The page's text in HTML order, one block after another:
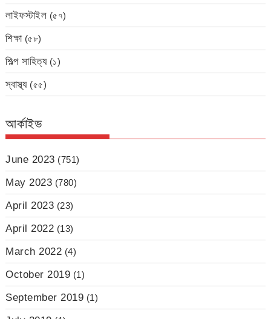
লাইফস্টাইল (৫৭)
শিক্ষা(৫৮)
শিল্প সাহিত্য(১)
স্বাস্থ্য(৫৫)
আর্কাইভ
June 2023 (751)
May 2023 (780)
April 2023 (23)
April 2022 (13)
March 2022 (4)
October 2019 (1)
September 2019 (1)